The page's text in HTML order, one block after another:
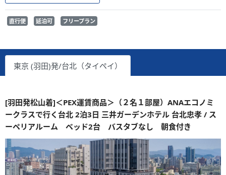
直行便 延泊可 フリープラン
東京 (羽田)発/台北（タイペイ）
[羽田発松山着]＜PEX運賃商品＞（２名１部屋）ANAエコノミ
ークラスで行く台北 2泊3日 三井ガーデンホテル 台北忠孝 / ス
ーペリアルーム ベッド2台 バスタブなし 朝食付き